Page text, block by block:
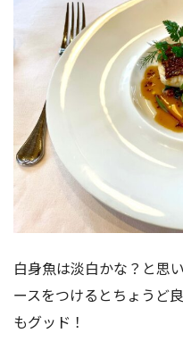
白身魚は淡白かな？と思
ースをつけるとちょうど
もグッド！